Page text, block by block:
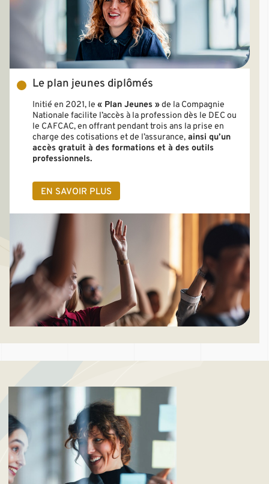
Le plan jeunes diplômés
Initié en 2021, le« Plan Jeunes »de la Compagnie
Nationale facilite l’accès à la profession dès le DEC ou
le CAFCAC, en offrant pendant trois ans la prise en
charge des cotisations et de l’assurance, ainsi qu’un
accès gratuit à des formations et à des outils
professionnels.
EN SAVOIR PLUS